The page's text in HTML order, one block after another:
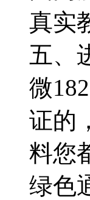
真实
五、
微
证的
料您
绿色